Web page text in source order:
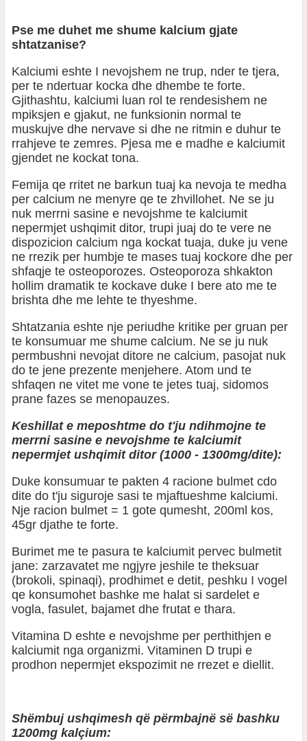
Pse me duhet me shume kalcium gjate
shtatzanise?
Kalciumi eshte I nevojshem ne trup, nder te tjera,
per te ndertuar kocka dhe dhembe te forte.
Gjithashtu, kalciumi luan rol te rendesishem ne
mpiksjen e gjakut, ne funksionin normal te
muskujve dhe nervave si dhe ne ritmin e duhur te
rrahjeve te zemres. Pjesa me e madhe e kalciumit
gjendet ne kockat tona.
Femija qe rritet ne barkun tuaj ka nevoja te medha
per calcium ne menyre qe te zhvillohet. Ne se ju
nuk merrni sasine e nevojshme te kalciumit
nepermjet ushqimit ditor, trupi juaj do te vere ne
dispozicion calcium nga kockat tuaja, duke ju vene
ne rrezik per humbje te mases tuaj kockore dhe per
shfaqje te osteoporozes. Osteoporoza shkakton
hollim dramatik te kockave duke I bere ato me te
brishta dhe me lehte te thyeshme.
Shtatzania eshte nje periudhe kritike per gruan per
te konsumuar me shume calcium. Ne se ju nuk
permbushni nevojat ditore ne calcium, pasojat nuk
do te jene prezente menjehere. Atom und te
shfaqen ne vitet me vone te jetes tuaj, sidomos
prane fazes se menopauzes.
Keshillat e meposhtme do t'ju ndihmojne te
merrni sasine e nevojshme te kalciumit
nepermjet ushqimit ditor (1000 - 1300mg/dite):
Duke konsumuar te pakten 4 racione bulmet cdo
dite do t'ju siguroje sasi te mjaftueshme kalciumi.
Nje racion bulmet = 1 gote qumesht, 200ml kos,
45gr djathe te forte.
Burimet me te pasura te kalciumit pervec bulmetit
jane: zarzavatet me ngjyre jeshile te theksuar
(brokoli, spinaqi), prodhimet e detit, peshku I vogel
qe konsumohet bashke me halat si sardelet e
vogla, fasulet, bajamet dhe frutat e thara.
Vitamina D eshte e nevojshme per perthithjen e
kalciumit nga organizmi. Vitaminen D trupi e
prodhon nepermjet ekspozimit ne rrezet e diellit.
Shëmbuj ushqimesh që përmbajnë së bashku
1200mg kalçium: